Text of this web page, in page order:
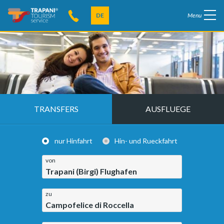
DE Menu
TRANSFERS AUSFLUEGE
nur Hinfahrt Hin- und Rueckfahrt
von
Trapani (Birgi) Flughafen
zu
Campofelice di Roccella